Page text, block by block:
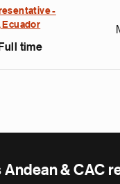
-
Ecuador
time
Andean & CAC